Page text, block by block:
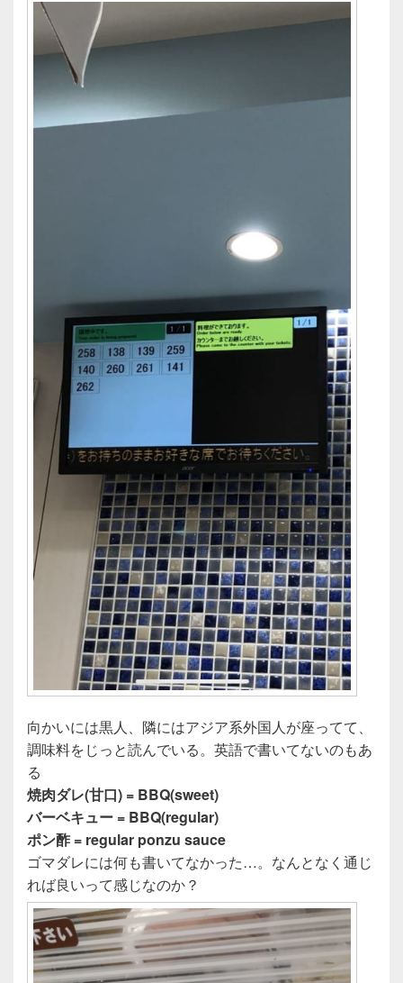
向かいには黒人、隣にはアジア系外国人が座ってて、
調味料をじっと読んでいる。英語で書いてないのもあ
る
焼肉ダレ(甘口) = BBQ(sweet)
バーベキュー = BBQ(regular)
ポン酢 = regular ponzu sauce
ゴマダレには何も書いてなかった…。なんとなく通じ
れば良いって感じなのか？